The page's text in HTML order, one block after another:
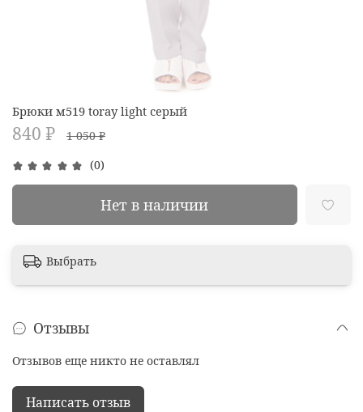
(0)
Брюки м519 toray light серый
840 ₽ 1 050 ₽
Нет в наличии
Выбрать
Отзывы
Отзывов еще никто не оставлял
Написать отзыв